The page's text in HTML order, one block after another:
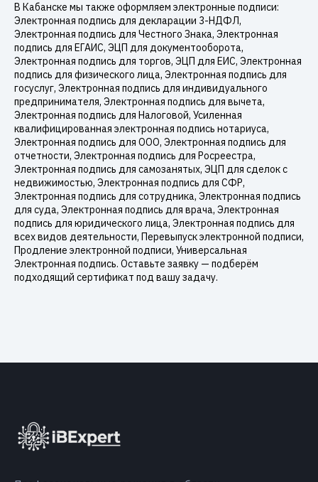
В Кабанске мы также оформляем электронные подписи:
Электронная подпись для декларации 3-НДФЛ,
Электронная подпись для Честного Знака, Электронная
подпись для ЕГАИС, ЭЦП для документооборота,
Электронная подпись для торгов, ЭЦП для ЕИС, Электронная
подпись для физического лица, Электронная подпись для
госуслуг, Электронная подпись для индивидуального
предпринимателя, Электронная подпись для вычета,
Электронная подпись для Налоговой, Усиленная
квалифицированная электронная подпись нотариуса,
Электронная подпись для ООО, Электронная подпись для
отчетности, Электронная подпись для Росреестра,
Электронная подпись для самозанятых, ЭЦП для сделок с
недвижимостью, Электронная подпись для СФР,
Электронная подпись для сотрудника, Электронная подпись
для суда, Электронная подпись для врача, Электронная
подпись для юридического лица, Электронная подпись для
всех видов деятельности, Перевыпуск электронной подписи,
Продление электронной подписи, Универсальная
Электронная подпись. Оставьте заявку — подберём
подходящий сертификат под вашу задачу.